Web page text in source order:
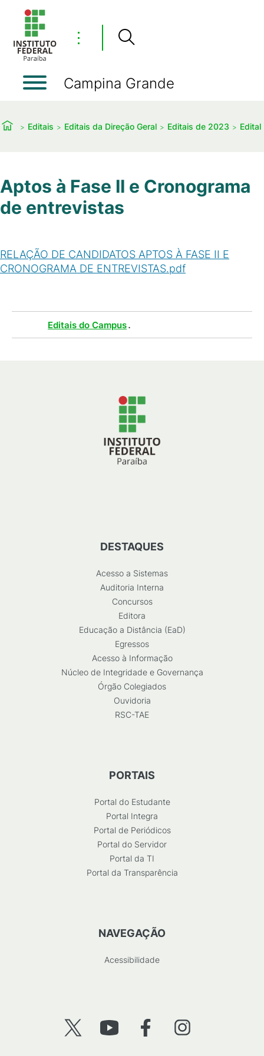
⋮
Campina Grande
Editais Editais da Direção Geral Editais de 2023 Edital
Aptos à Fase II e Cronograma
de entrevistas
RELAÇÃO DE CANDIDATOS APTOS À FASE II E
CRONOGRAMA DE ENTREVISTAS.pdf
Editais do Campus.
DESTAQUES
Acesso a Sistemas
Auditoria Interna
Concursos
Editora
Educação a Distância (EaD)
Egressos
Acesso à Informação
Núcleo de Integridade e Governança
Órgão Colegiados
Ouvidoria
RSC-TAE
PORTAIS
Portal do Estudante
Portal Integra
Portal de Periódicos
Portal do Servidor
Portal da TI
Portal da Transparência
NAVEGAÇÃO
Acessibilidade